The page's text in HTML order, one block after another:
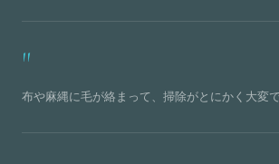
布や麻縄に毛が絡まって、掃除がとにかく大変